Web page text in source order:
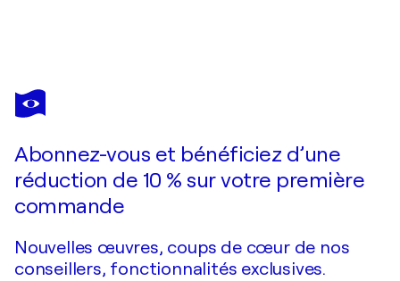
EMIL AZIZ
Scent of a Woman
Abonnez-vous et bénéficiez d’une
réduction de 10 % sur votre première
commande
Nouvelles œuvres, coups de cœur de nos
conseillers, fonctionnalités exclusives.